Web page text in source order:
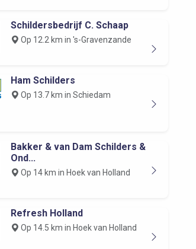
Schildersbedrijf C. Schaap
Op 12.2 km in 's-Gravenzande
Ham Schilders
Op 13.7 km in Schiedam
Bakker & van Dam Schilders &
Ond...
Op 14 km in Hoek van Holland
Refresh Holland
Op 14.5 km in Hoek van Holland